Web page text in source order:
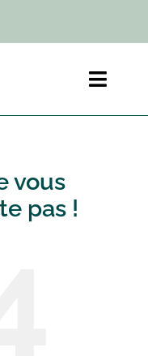
vous
pas !